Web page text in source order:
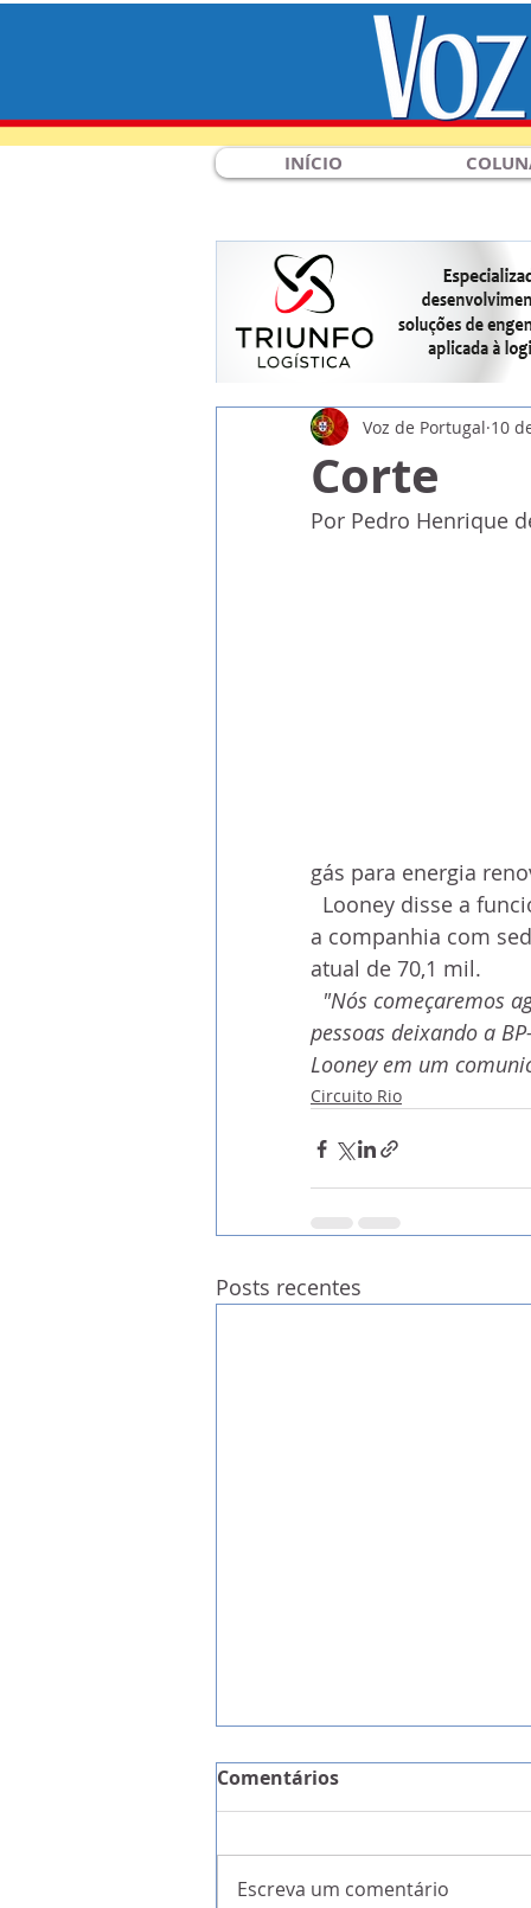
INÍCIO
Corte
Voz de Portugal 10
Por Pedro Henrique
gás para energia
a companhia com
atual de 70,1 mil.
"Nós começaremos
pessoas deixando a
Looney em um
Circuito Rio
Posts recentes
Comentários
Escreva um comentário